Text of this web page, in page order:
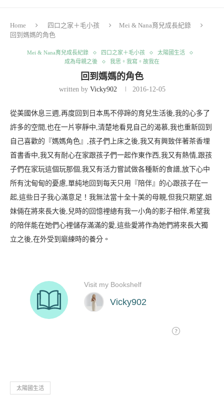
Home 四口之家＋毛小孩
Mei & Nana育兒成長紀錄
回到媽媽的角色
Mei & Nana育兒成長紀錄 四口之家＋毛小孩
太陽國生活
成為母親之後
我思。我寫。故我在
回到媽媽的角色
written by Vicky902 2016-12-05
從美國休息三週,再度回到日本馬不停蹄的育兒生活後,我的心多了
許多的空間,也在一片寧靜中,清楚地看見自己的渴慕,我也重新回到
自己喜歡的『媽媽角色』,孩子們上床之後,我又有興致伴著茶香埋
首書香中,我又有耐心在家跟孩子們一起作東作西,我又有熱情,跟孩
子們在家玩這個玩那個,我又有活力嘗試做各種新的食譜,放下心中
所有沈甸甸的憂慮,單純地回到每天只用『陪伴』的心跟孩子在一
起,這些日子我心滿意足！我無法當十全十美的母親,但我只期望,姐
妹倆在將來長大後,兒時的回憶裡總有我一小角的影子相伴,希望我
的陪伴能在她們心裡儲存滿滿的愛,這些愛將作為她們將來長大獨
立之後,在外受到磨練時的養分。
太陽國生活